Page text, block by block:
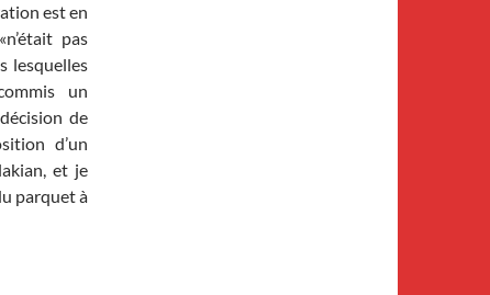
est en
pas
lesquelles
un
de
d’un
et je
parquet à